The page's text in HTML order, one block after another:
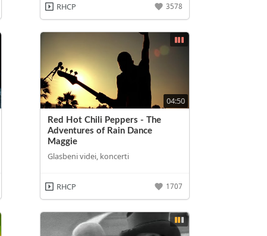
RHCP 3578
04:50
Red Hot Chili Peppers - The
Adventures of Rain Dance
Maggie
Glasbeni videi, koncerti
RHCP 1707